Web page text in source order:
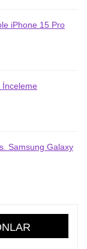
iPhone 15 Pro
İnceleme
Samsung Galaxy